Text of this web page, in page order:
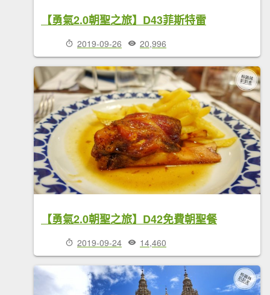
【勇氣2.0朝聖之旅】D43菲斯特雷
2019-09-26 20,996
【勇氣2.0朝聖之旅】D42免費朝聖餐
2019-09-24 14,460